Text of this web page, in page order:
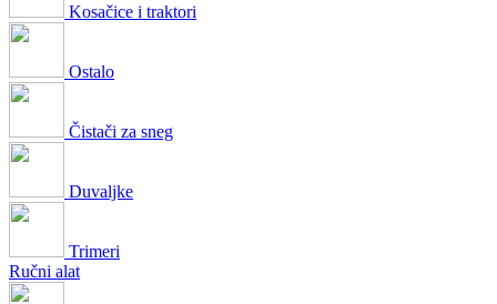
Kosačice i traktori
Ostalo
Čistači za sneg
Duvaljke
Trimeri
Ručni alat